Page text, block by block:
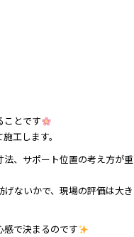
ことです
工します。
、サポート位置の考え方が重
ないかで、現場の評価は大き
感で決まるのです